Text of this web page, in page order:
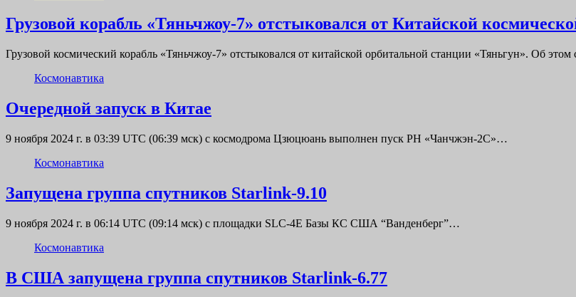
Грузовой корабль «Тяньчжоу-7» отстыковался от Китайской
Грузовой космический корабль «Тяньчжоу-7» отстыковался от китайской орбитальной станции «Тяньгун». Об
Космонавтика
Очередной запуск в Китае
9 ноября 2024 г. в 03:39 UTC (06:39 мск) с космодрома Цзюцюань выполнен пуск РН «Чанчжэн-2С»…
Космонавтика
Запущена группа спутников Starlink-9.10
9 ноября 2024 г. в 06:14 UTC (09:14 мск) с площадки SLC-4E Базы КС США “Ванденберг”…
Космонавтика
В США запущена группа спутников Starlink-6.77